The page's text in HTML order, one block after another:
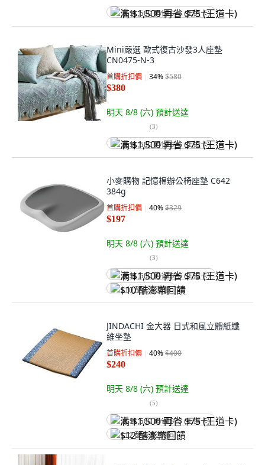
满 $1,500 再省 $75 (王道卡)
Mini嚴選 歐式復古沙發3人座墊
CN0475-N-3
首購折扣價 34%$580
$380
明天 8/8 (六) 預計送達
(3)
满 $1,500 再省 $75 (王道卡)
小麥購物 記憶棉辦公椅座墊 C642
384g
首購折扣價 40%$329
$197
明天 8/8 (六) 預計送達
(3)
满 $1,500 再省 $75 (王道卡)
$10 酷澎幣回饋
JINDACHI 金大器 日式和風立體紙纖
維坐墊
首購折扣價 40%$400
$240
明天 8/8 (六) 預計送達
(5)
满 $1,500 再省 $75 (王道卡)
$12 酷澎幣回饋